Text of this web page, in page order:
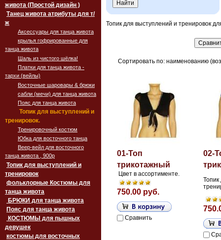
живота (Простой дизайн )
Танец живота атрибуты для т/
ж
Аксессуары для танца живота
крылья гофрированные для
танца живота
Шаль из чистого шёлка!
Платки для танца живота -
тархи (вейлы)
Восточные шаровары & брюки
сабли (мечи) для танца живота
Пояс для танца живота
Топик для выступлений и
тренировок.
Тренировочный костюм
Юбка для восточного танца
Веер-вейл для восточного
танца живота , 900p
Топик для выступлений и
тренировок
фольклорные Костюмы для
танца живота
БРЮКИ для танца живота
Пояс для танца живота
девушек
костюмы для восточных
Топик для выступлений и тренировок
Сортировать по: наименованию
01-Топ
трикотажный
Цвет в ассортименте.
750.00 руб.
Сравнить
02-